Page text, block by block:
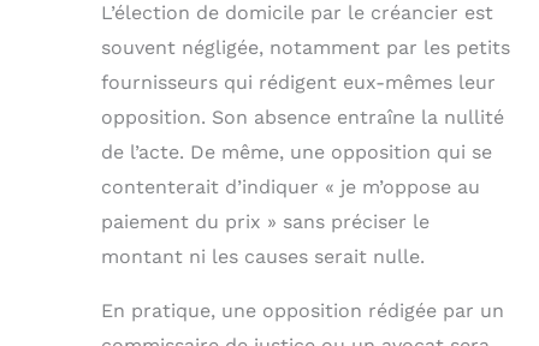
L’élection de domicile par le créancier est
souvent négligée, notamment par les petits
fournisseurs qui rédigent eux-mêmes leur
opposition. Son absence entraîne la nullité
de l’acte. De même, une opposition qui se
contenterait d’indiquer « je m’oppose au
paiement du prix » sans préciser le
montant ni les causes serait nulle.
En pratique, une opposition rédigée par un